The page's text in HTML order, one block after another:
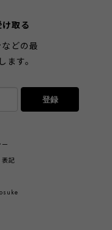
取る
どの最
す。
登録
記